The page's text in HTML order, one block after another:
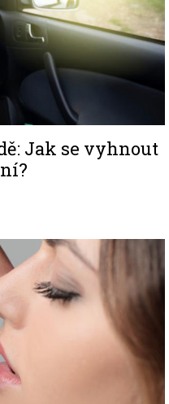
Jak se vyhnout